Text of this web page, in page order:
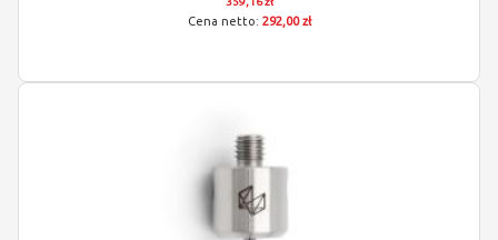
292,00 zł